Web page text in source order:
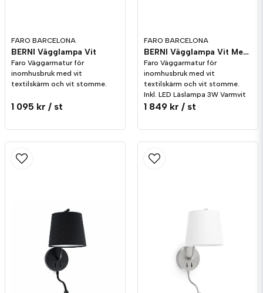
FARO BARCELONA
BERNI Vägglampa Vit
Faro Väggarmatur för
inomhusbruk med vit
textilskärm och vit stomme.
1 095 kr / st
FARO BARCELONA
BERNI Vägglampa Vit Med Läslampa
Faro Väggarmatur för
inomhusbruk med vit
textilskärm och vit stomme.
Inkl. LED Läslampa 3W Varmvit
1 849 kr / st